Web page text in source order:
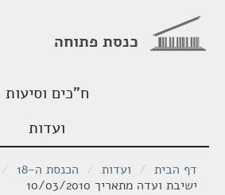
כנסת פתוחה
ח"כים וסיעות
ועדות
דף הבית / ועדות / הכנסת ה-18 /
ישיבת ועדה מתאריך 10/03/2010